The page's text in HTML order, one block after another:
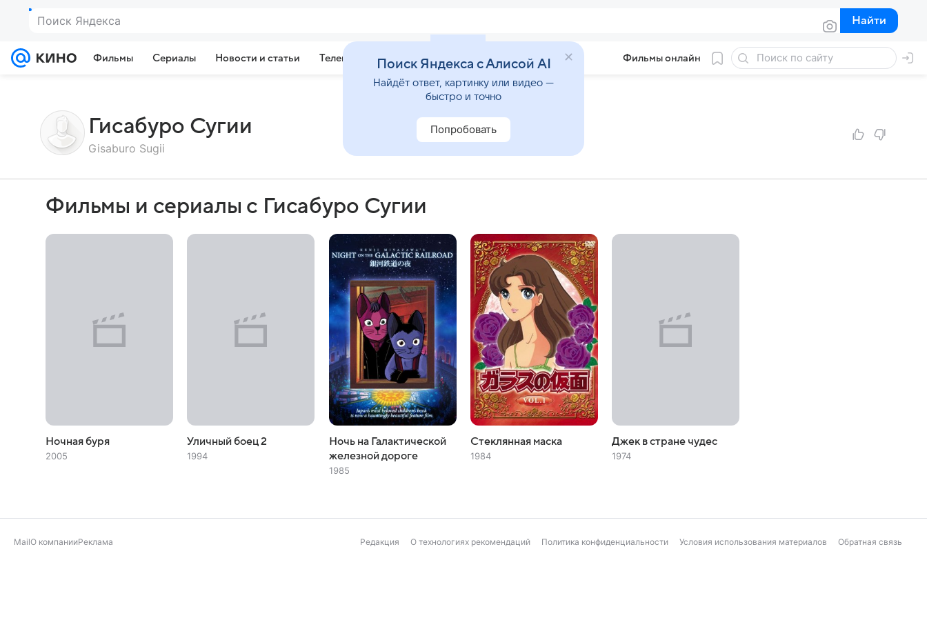
Поиск Яндекса Найти
Найти
Фильмы Сериалы Новости и статьи Телепрограмма Звезды Фильмы онлайн
Гисабуро Сугии
Gisaburo Sugii
Фильмы и сериалы с Гисабуро Сугии
Ночная буря
2005
Уличный боец 2
1994
Ночь на Галактической
железной дороге
1985
Стеклянная маска
1984
Джек в стране чудес
1974
MailО компанииРеклама Редакция О технологиях рекомендаций Политика конфиденциальности Условия использования материалов Обратная связь
Поиск Яндекса с Алисой AI
Найдёт ответ, картинку или видео —
быстро и точно
Попробовать